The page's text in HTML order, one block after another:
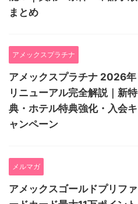
まとめ
アメックスプラチナ
アメックスプラチナ 2026年
リニューアル完全解説｜新特
典・ホテル特典強化・入会キ
ャンペーン
メルマガ
アメックスゴールドプリファ